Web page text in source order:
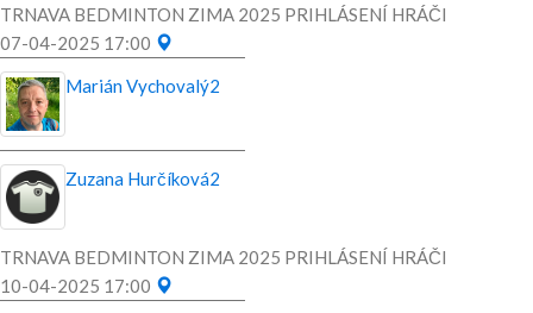
TRNAVA BEDMINTON ZIMA 2025 PRIHLÁSENÍ HRÁČI
07-04-2025 17:00
Marián Vychovalý2
Zuzana Hurčíková2
TRNAVA BEDMINTON ZIMA 2025 PRIHLÁSENÍ HRÁČI
10-04-2025 17:00